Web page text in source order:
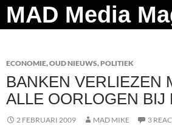
Ga
naar
Zoeken
ECONOMIE,OUD NIEUWS,POLITIEK
BANKEN VERLIEZEN
ALLE OORLOGEN BIJ
2 FEBRUARI 2009 MAD MIKE 3